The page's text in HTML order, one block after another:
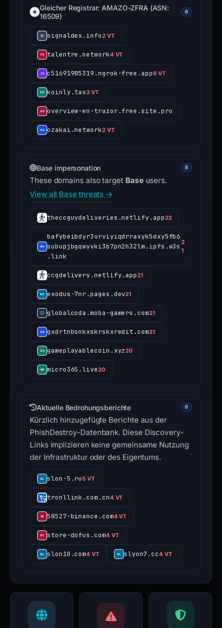
Gleicher Registrar: AMAZO-ZFRA (ASN:
16509)
6
signaldex.info2 VT
talentre.network4 VT
c51691985319.ngrok-free.app6 VT
koinly.tax3 VT
overview-en-trazor.free.site.pro
ozakai.network2 VT
Base impersonation 8
These domains also target Baseusers.
View all Base threats →
theccguydeliveries.netlify.app22
bafybeibdyr3vrviyiqdrraxyk5dxy5fb6
subupjbgqwyvki3b7pn2h32lm.ipfs.w3s
.link
2
1
ccgdelivery.netlify.app21
exodus-7nr.pages.dev21
globalcoda.moba-gamers.com21
gxdrtnbsnkxskrskxredit.com21
gameplayablecoin.xyz20
micro365.live20
Aktuelle Bedrohungsberichte 6
Kürzlich hinzugefügte Berichte aus der
PhishDestroy-Datenbank. Diese Discovery-
Links implizieren keine gemeinsame Nutzung
der Infrastruktur oder des Eigentums.
slon-5.ru5 VT
tronllink.com.cn4 VT
58527-binance.com4 VT
store-dofus.com4 VT
slon10.com4 VT slyon7.cc4 VT